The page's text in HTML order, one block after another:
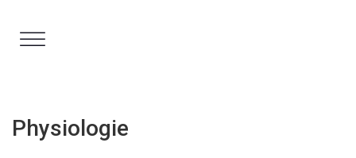
contenu
Physiologie